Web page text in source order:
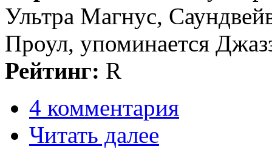
Ультра Магнус,
Проул, упоминается
Рейтинг: R
4 комментария
Читать далее